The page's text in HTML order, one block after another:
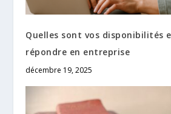
Quelles sont vos disponibilités
répondre en entreprise
décembre 19, 2025